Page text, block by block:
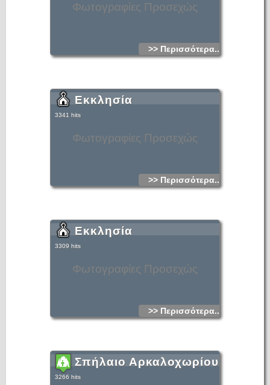
Φωτογραφίες Προσεχώς
>> Περισσότερα...
Φωτογραφίες Προσεχώς
Εκκλησία
3341 hits
>> Περισσότερα...
Φωτογραφίες Προσεχώς
Εκκλησία
3309 hits
>> Περισσότερα...
Σπήλαιο Αρκαλοχωρίου
3266 hits